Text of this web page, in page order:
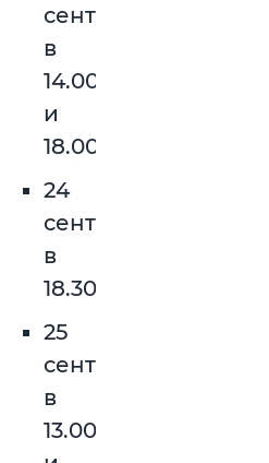
сентября
в
14.00
и
18.00
24
сентября
в
18.30
25
сентября
в
13.00